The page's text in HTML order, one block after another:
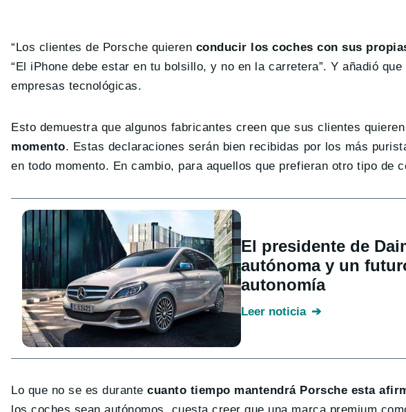
“Los clientes de Porsche quieren conducir los coches con sus
“El iPhone debe estar en tu bolsillo, y no en la carretera”. Y añadió
empresas tecnológicas.
Esto demuestra que algunos fabricantes creen que sus clientes quieren
momento. Estas declaraciones serán bien recibidas por los más
en todo momento. En cambio, para aquellos que prefieran otro tipo de
El presidente de
autónoma y un
autonomía
Leer noticia
Lo que no se es durante cuanto tiempo mantendrá Porsche esta